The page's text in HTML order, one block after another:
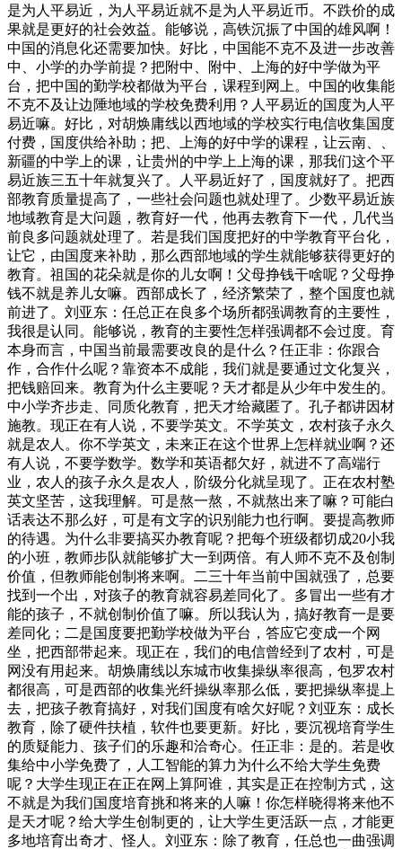
是为人平易近，为人平易近就不是为人平易近币。不跌价的成
果就是更好的社会效益。能够说，高铁沉振了中国的雄风啊！
中国的消息化还需要加快。好比，中国能不克不及进一步改善
中、小学的办学前提？把附中、附中、上海的好中学做为平
台，把中国的勤学校都做为平台，课程到网上。中国的收集能
不克不及让边陲地域的学校免费利用？人平易近的国度为人平
易近嘛。好比，对胡焕庸线以西地域的学校实行电信收集国度
付费，国度供给补助；把、上海的好中学的课程，让云南、、
新疆的中学上的课，让贵州的中学上上海的课，那我们这个平
易近族三五十年就复兴了。人平易近好了，国度就好了。把西
部教育质量提高了，一些社会问题也就处理了。少数平易近族
地域教育是大问题，教育好一代，他再去教育下一代，几代当
前良多问题就处理了。若是我们国度把好的中学教育平台化，
让它，由国度来补助，那么西部地域的学生就能够获得更好的
教育。祖国的花朵就是你的儿女啊！父母挣钱干啥呢？父母挣
钱不就是养儿女嘛。西部成长了，经济繁荣了，整个国度也就
前进了。刘亚东：任总正在良多个场所都强调教育的主要性，
我很是认同。能够说，教育的主要性怎样强调都不会过度。育
本身而言，中国当前最需要改良的是什么？任正非：你跟合
作，合作什么呢？靠资本不成能，我们就是要通过文化复兴，
把钱赔回来。教育为什么主要呢？天才都是从少年中发生的。
中小学齐步走、同质化教育，把天才给藏匿了。孔子都讲因材
施教。现正在有人说，不要学英文。不学英文，农村孩子永久
就是农人。你不学英文，未来正在这个世界上怎样就业啊？还
有人说，不要学数学。数学和英语都欠好，就进不了高端行
业，农人的孩子永久是农人，阶级分化就呈现了。正在农村塾
英文坚苦，这我理解。可是熬一熬，不就熬出来了嘛？可能白
话表达不那么好，可是有文字的识别能力也行啊。要提高教师
的待遇。为什么非要搞买办教育呢？把每个班级都切成20小我
的小班，教师步队就能够扩大一到两倍。有人师不克不及创制
价值，但教师能创制将来啊。二三十年当前中国就强了，总要
找到一个出，对孩子的教育就容易差同化了。多冒出一些有才
能的孩子，不就创制价值了嘛。所以我认为，搞好教育一是要
差同化；二是国度要把勤学校做为平台，答应它变成一个网
坐，把西部带起来。现正在，我们的电信曾经到了农村，可是
网没有用起来。胡焕庸线以东城市收集操纵率很高，包罗农村
都很高，可是西部的收集光纤操纵率那么低，要把操纵率提上
去，把孩子教育搞好，对我们国度有啥欠好呢？刘亚东：成长
教育，除了硬件扶植，软件也要更新。好比，要沉视培育学生
的质疑能力、孩子们的乐趣和洽奇心。任正非：是的。若是收
集给中小学免费了，人工智能的算力为什么不给大学生免费
呢？大学生现正在正在网上算阿谁，其实是正在控制方式，这
不就是为我们国度培育挑和将来的人嘛！你怎样晓得将来他不
是天才呢？给大学生创制更的，让大学生更活跃一点，才能更
多地培育出奇才、怪人。刘亚东：除了教育，任总也一曲强调